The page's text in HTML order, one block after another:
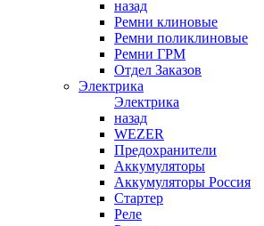
назад
Ремни клиновые
Ремни поликлиновые
Ремни ГРМ
Отдел Заказов
Электрика
Электрика
назад
WEZER
Предохранители
Аккумуляторы
Аккумуляторы Россия
Стартер
Реле